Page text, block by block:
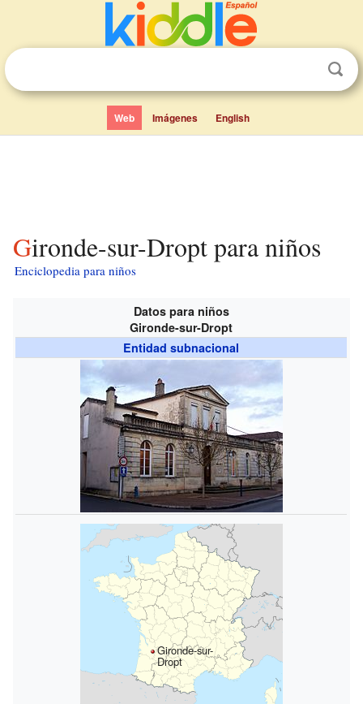
Web Imágenes English
Gironde-sur-Dropt para niños
Enciclopedia para niños
Datos para niños
Gironde-sur-Dropt
Entidad subnacional
Gironde-sur-
Dropt